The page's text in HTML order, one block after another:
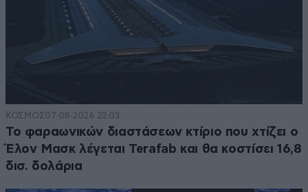
ΚΟΣΜΟΣ07·08·2026 23:03
Το φαραωνικών διαστάσεων κτίριο που χτίζει ο
Έλον Μασκ λέγεται Terafab και θα κοστίσει 16,8
δισ. δολάρια